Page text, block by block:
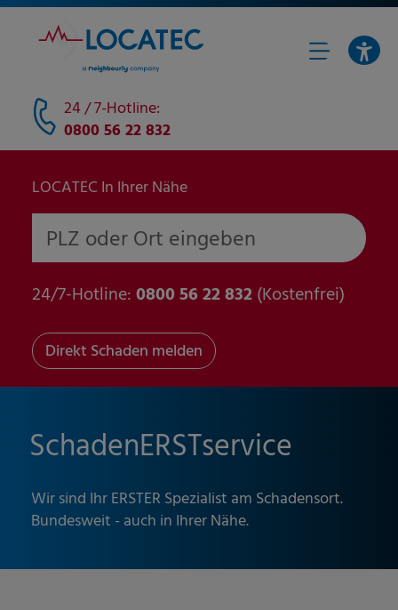
24 / 7-Hotline:
0800 56 22 832
SchadenERSTservice
Wir sind Ihr ERSTER Spezialist am Schadensort.
Bundesweit - auch in Ihrer Nähe.
LOCATEC In Ihrer Nähe
PLZ oder Ort eingeben
24/7-Hotline:0800 56 22 832(Kostenfrei)
Direkt Schaden melden